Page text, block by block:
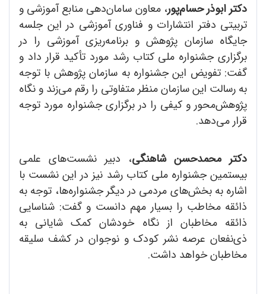
دکتر ابوذر حسام‌پور، معاون سامان‌دهی منابع آموزشی و
تربیتی دفتر انتشارات و فناوری‌ آموزشی در این جلسه
جایگاه سازمان پژوهش و برنامه‌ریزی آموزشی را در
برگزاری جشنواره ملی کتاب رشد مورد تأکید قرار داد و
گفت: تفویض این جشنواره به سازمان پژوهش با توجه
به رسالت این سازمان منظر متفاوتی را رقم می‌زند و نگاه
پژوهش‌محور و کیفی را در برگزاری جشنواره مورد توجه
قرار می‌دهد.
دکتر محمدحسن شاهنگی، دبیر نشست‌های علمی
بیستمین جشنواره ملی کتاب رشد نیز در این نشست با
اشاره به بخش‌های مردمی در دیگر جشنواره‌ها، توجه به
ذائقه مخاطب را بسیار مهم دانست و گفت: شناسایی
ذائقه مخاطبان از نگاه خودشان کمک شایانی به
ذی‌نفعان عرصه نشر کودک و نوجوان در کشف سلیقه
مخاطبان خواهد داشت.